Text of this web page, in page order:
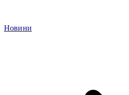
Новини